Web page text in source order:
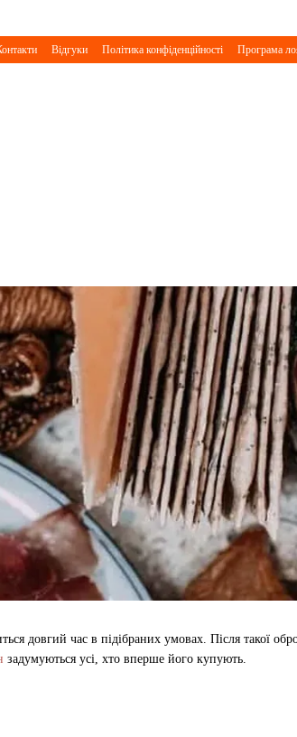
Відгуки Політика конфіденційності Програма
довгий час в підібраних умовах. Після такої
задумуються усі, хто вперше його купують.